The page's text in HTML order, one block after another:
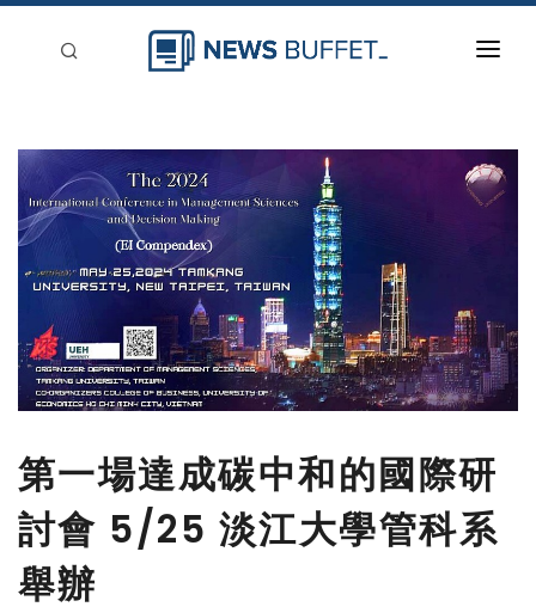
新聞稿分類
登入
第一場達成碳中和的國際研
討會 5/25 淡江大學管科系
舉辦